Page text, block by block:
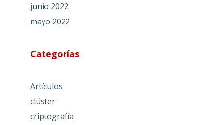
junio 2022
mayo 2022
Categorías
Artículos
clúster
criptografía